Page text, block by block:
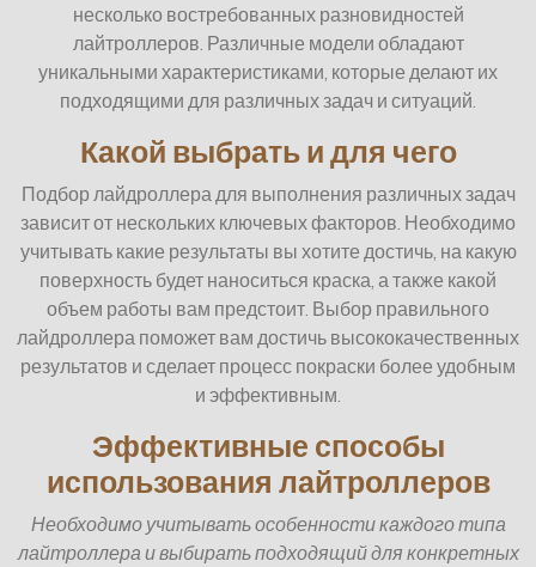
несколько востребованных разновидностей
лайтроллеров. Различные модели обладают
уникальными характеристиками, которые делают их
подходящими для различных задач и ситуаций.
Какой выбрать и для чего
Подбор лайдроллера для выполнения различных задач
зависит от нескольких ключевых факторов. Необходимо
учитывать какие результаты вы хотите достичь, на какую
поверхность будет наноситься краска, а также какой
объем работы вам предстоит. Выбор правильного
лайдроллера поможет вам достичь высококачественных
результатов и сделает процесс покраски более удобным
и эффективным.
Эффективные способы
использования лайтроллеров
Необходимо учитывать особенности каждого типа
лайтроллера и выбирать подходящий для конкретных